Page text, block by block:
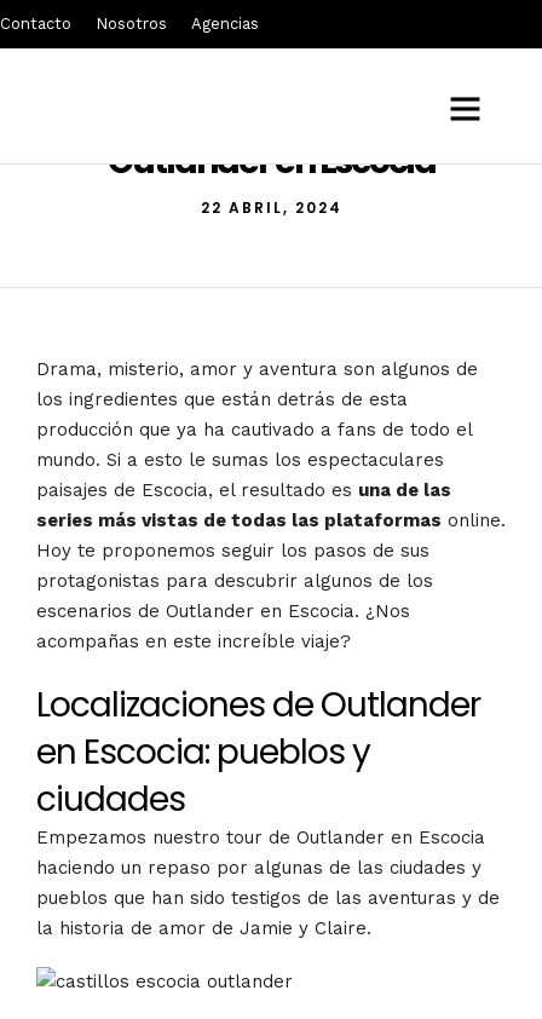
Contacto Nosotros Agencias
Ruta por los escenarios de
Outlander en Escocia
22 ABRIL, 2024
Drama, misterio, amor y aventura son algunos de
los ingredientes que están detrás de esta
producción que ya ha cautivado a fans de todo el
mundo. Si a esto le sumas los espectaculares
paisajes de Escocia, el resultado es una de las
series más vistas de todas las plataformas online.
Hoy te proponemos seguir los pasos de sus
protagonistas para descubrir algunos de los
escenarios de Outlander en Escocia. ¿Nos
acompañas en este increíble viaje?
Localizaciones de Outlander
en Escocia: pueblos y
ciudades
Empezamos nuestro tour de Outlander en Escocia
haciendo un repaso por algunas de las ciudades y
pueblos que han sido testigos de las aventuras y de
la historia de amor de Jamie y Claire.